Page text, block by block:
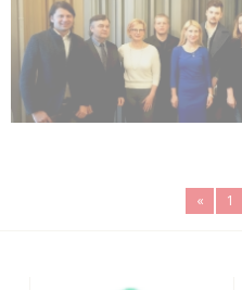
« 1